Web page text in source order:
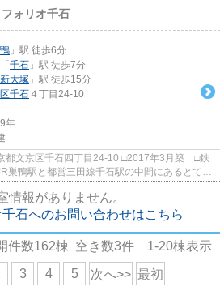
ォリオ千石
」駅 徒歩6分
「 千石 」駅 徒歩7分
新大塚 」駅 徒歩15分
千石 ４丁目24-10
年
情報がありません。
石へのお問い合わせはこちら
件数162棟 空き数3件 1-20棟表示
3 4 5 次へ>> 最初